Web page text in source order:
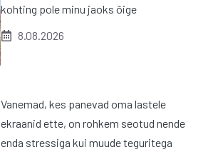
kohting pole minu jaoks õige
8.08.2026
Vanemad, kes panevad oma lastele
ekraanid ette, on rohkem seotud nende
enda stressiga kui muude teguritega